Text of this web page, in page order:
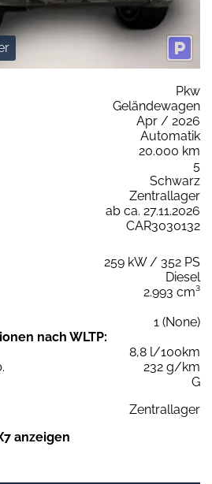
Pkw
Geländewagen
Apr / 2026
Automatik
20.000 km
5
Schwarz
Zentrallager
ab ca. 27.11.2026
CAR3030132
259 kW / 352 PS
Diesel
2.993 cm³
1 (None)
nach WLTP:
8,8 l/100km
232 g/km
G
Zentrallager
anzeigen